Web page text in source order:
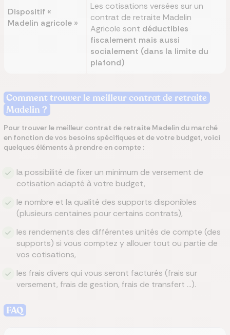
Dispositif «
Madelin agricole »
Les cotisations versées sur un
contrat de retraite Madelin
Agricole sont déductibles
fiscalement mais aussi
socialement (dans la limite du
plafond)
Comment trouver le meilleur contrat de retraite
Madelin ?
Pour trouver le meilleur contrat de retraite Madelin du marché
en fonction de vos besoins spécifiques et de votre budget, voici
quelques éléments à prendre en compte :
la possibilité de fixer un minimum de versement de
cotisation adapté à votre budget,
le nombre et la qualité des supports disponibles
(plusieurs centaines pour certains contrats),
les rendements des différentes unités de compte (des
supports) si vous comptez y allouer tout ou partie de
vos cotisations,
les frais divers qui vous seront facturés (frais sur
versement, frais de gestion, frais de transfert …).
FAQ